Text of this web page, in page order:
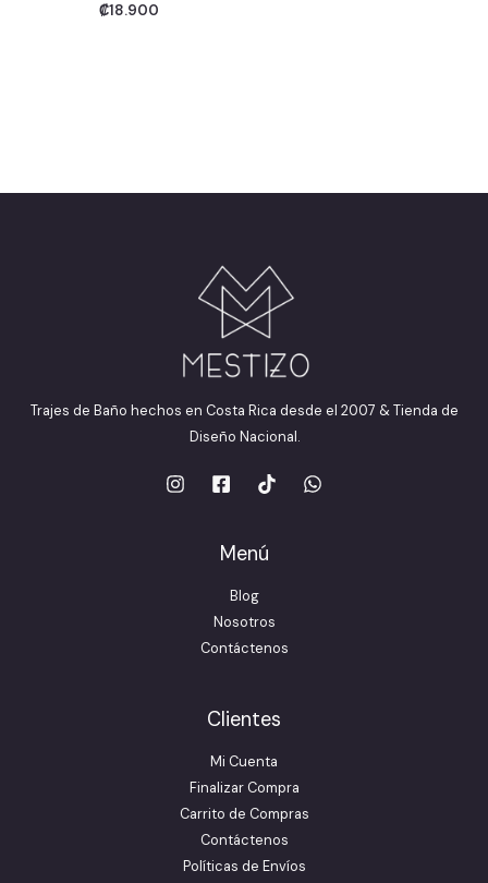
₡18.900
Trajes de Baño hechos en Costa Rica desde el 2007 & Tienda de
Diseño Nacional.
Menú
Blog
Nosotros
Contáctenos
Clientes
Mi Cuenta
Finalizar Compra
Carrito de Compras
Contáctenos
Políticas de Envíos